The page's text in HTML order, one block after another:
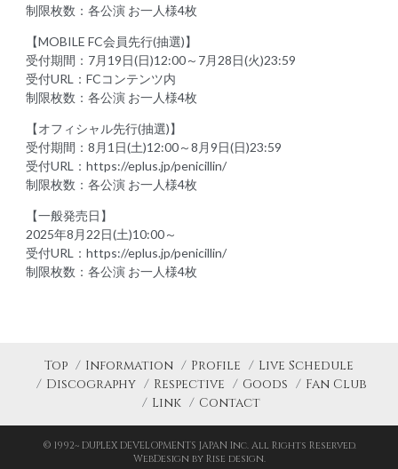
制限枚数：各公演 お一人様4枚
【MOBILE FC会員先行(抽選)】
受付期間：7月19日(日)12:00～7月28日(火)23:59
受付URL：FCコンテンツ内
制限枚数：各公演 お一人様4枚
【オフィシャル先行(抽選)】
受付期間：8月1日(土)12:00～8月9日(日)23:59
受付URL：https://eplus.jp/penicillin/
制限枚数：各公演 お一人様4枚
【一般発売日】
2025年8月22日(土)10:00～
受付URL：https://eplus.jp/penicillin/
制限枚数：各公演 お一人様4枚
Top Information Profile
Live Schedule
Discography
Respective Goods
Fan Club
Link
Contact
© 1992~ DUPLEX DEVELOPMENTS JAPAN Inc. All Rights Reserved.
WebDesign by Rise design.